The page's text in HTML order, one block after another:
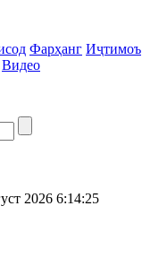
Фарҳанг Иҷтимоъ
Видео
2026 6:14:25